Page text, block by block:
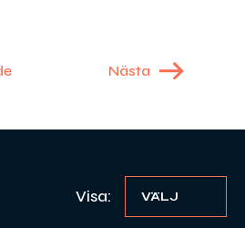
Nästa
Visa: VÄLJ